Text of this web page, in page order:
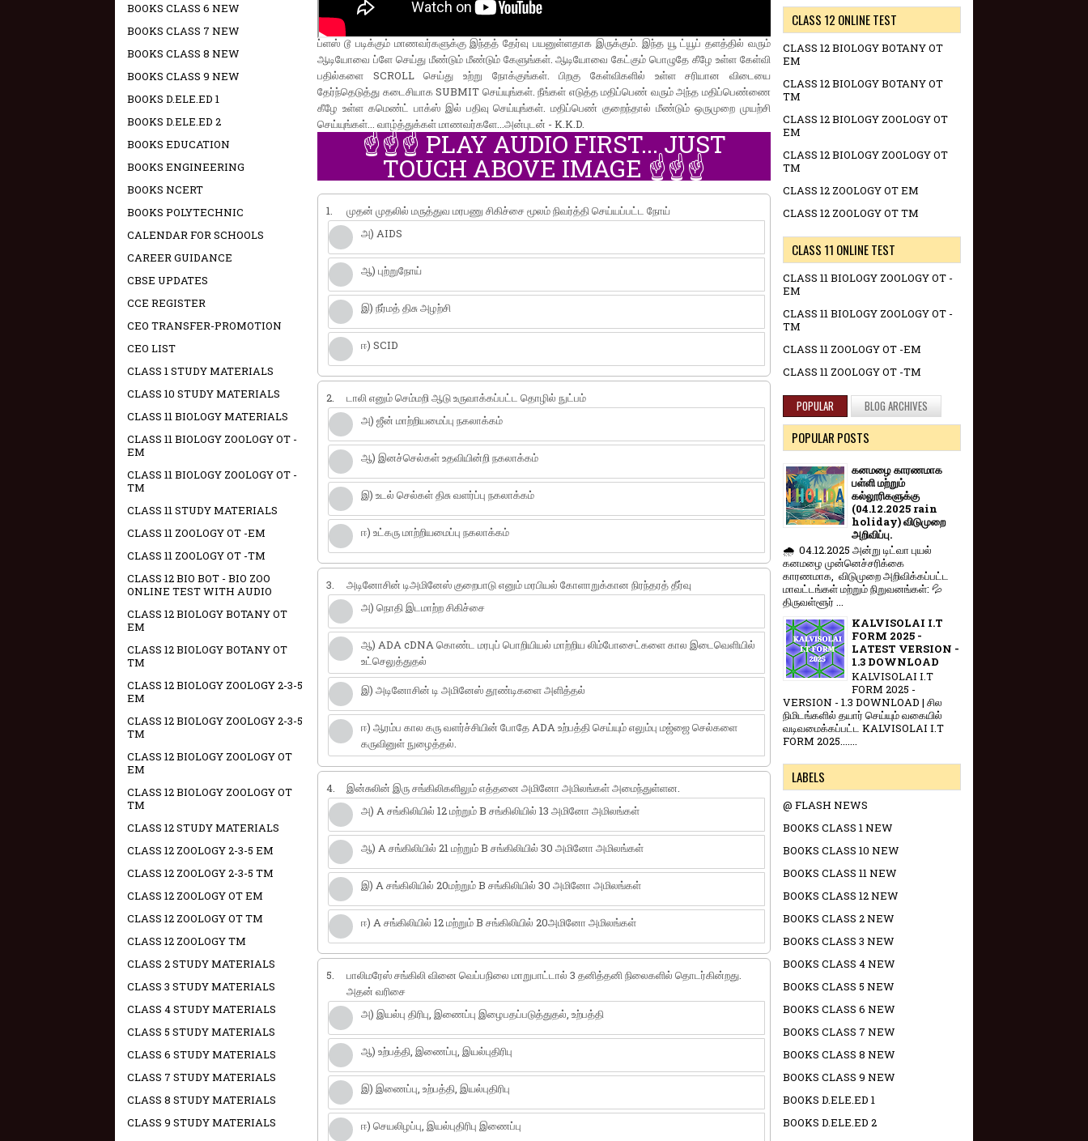
ப்ளஸ் டூ படிக்கும் மாணவர்களுக்கு இந்தத் தேர்வு பயனுள்ளதாக இருக்கும். இந்த யூ ட்யூப் தளத்தில் வரும்
ஆடியோவை ப்ளே செய்து மீண்டும் மீண்டும் கேளுங்கள். ஆடியோவை கேட்கும் பொழுதே கீழே உள்ள கேள்வி
பதில்களை SCROLL செய்து உற்று நோக்குங்கள். பிறகு கேள்விகளில் உள்ள சரியான விடையை
தேர்ந்தெடுத்து கடைசியாக SUBMIT செய்யுங்கள். நீங்கள் எடுத்த மதிப்பெண் வரும் அந்த மதிப்பெண்ணை
கீழே உள்ள கமெண்ட் பாக்ஸ் இல் பதிவு செய்யுங்கள். மதிப்பெண் குறைந்தால் மீண்டும் ஒருமுறை முயற்சி
செய்யுங்கள்... வாழ்த்துக்கள் மாணவர்களே...அன்புடன் - K.K.D.
☝️☝️☝️ PLAY AUDIO FIRST... JUST
TOUCH ABOVE IMAGE ☝️☝️☝️
1.
முதன் முதலில் மருத்துவ மரபணு சிகிச்சை மூலம் நிவர்த்தி செய்யப்பட்ட நோய்
அ) AIDS
ஆ) புற்றுநோய்
இ) நீர்மத் திசு அழற்சி
ஈ) SCID
2.
டாலி எனும் செம்மறி ஆடு உருவாக்கப்பட்ட தொழில் நுட்பம்
அ) ஜீன் மாற்றியமைப்பு நகலாக்கம்
ஆ) இனச்செல்கள் உதவியின்றி நகலாக்கம்
இ) உடல் செல்கள் திசு வளர்ப்பு நகலாக்கம்
ஈ) உட்கரு மாற்றியமைப்பு நகலாக்கம்
3.
அடினோசின் டிஅமினேஸ் குறைபாடு எனும் மரபியல் கோளாறுக்கான நிரந்தரத் தீர்வு
அ) நொதி இடமாற்ற சிகிச்சை
ஆ) ADA cDNA கொண்ட மரபுப் பொறியியல் மாற்றிய லிம்போசைட்களை கால இடைவெளியில்
உட்செலுத்துதல்
இ) அடினோசின் டி அமினேஸ் தூண்டிகளை அளித்தல்
ஈ) ஆரம்ப கால கரு வளர்ச்சியின் போதே ADA உற்பத்தி செய்யும் எலும்பு மஜ்ஜை செல்களை
கருவினுள் நுழைத்தல்.
4.
இன்சுலின் இரு சங்கிலிகளிலும் எத்தனை அமினோ அமிலங்கள் அமைந்துள்ளன.
அ) A சங்கிலியில் 12 மற்றும் B சங்கிலியில் 13 அமினோ அமிலங்கள்
ஆ) A சங்கிலியில் 21 மற்றும் B சங்கிலியில் 30 அமினோ அமிலங்கள்
இ) A சங்கிலியில் 20மற்றும் B சங்கிலியில் 30 அமினோ அமிலங்கள்
ஈ) A சங்கிலியில் 12 மற்றும் B சங்கிலியில் 20அமினோ அமிலங்கள்
5.
பாலிமரேஸ் சங்கிலி வினை வெப்பநிலை மாறுபாட்டால் 3 தனித்தனி நிலைகளில் தொடர்கின்றது.
அதன் வரிசை
அ) இயல்பு திரிபு, இணைப்பு இழைபதப்படுத்துதல், உற்பத்தி
ஆ) உற்பத்தி, இணைப்பு, இயல்புதிரிபு
இ) இணைப்பு, உற்பத்தி, இயல்புதிரிபு
ஈ) செயலிழப்பு, இயல்புதிரிபு இணைப்பு
BOOKS CLASS 6 NEW
BOOKS CLASS 7 NEW
BOOKS CLASS 8 NEW
BOOKS CLASS 9 NEW
BOOKS D.ELE.ED 1
BOOKS D.ELE.ED 2
BOOKS EDUCATION
BOOKS ENGINEERING
BOOKS NCERT
BOOKS POLYTECHNIC
CALENDAR FOR SCHOOLS
CAREER GUIDANCE
CBSE UPDATES
CCE REGISTER
CEO TRANSFER-PROMOTION
CEO LIST
CLASS 1 STUDY MATERIALS
CLASS 10 STUDY MATERIALS
CLASS 11 BIOLOGY MATERIALS
CLASS 11 BIOLOGY ZOOLOGY OT -
EM
CLASS 11 BIOLOGY ZOOLOGY OT -
TM
CLASS 11 STUDY MATERIALS
CLASS 11 ZOOLOGY OT -EM
CLASS 11 ZOOLOGY OT -TM
CLASS 12 BIO BOT - BIO ZOO
ONLINE TEST WITH AUDIO
CLASS 12 BIOLOGY BOTANY OT
EM
CLASS 12 BIOLOGY BOTANY OT
TM
CLASS 12 BIOLOGY ZOOLOGY 2-3-5
EM
CLASS 12 BIOLOGY ZOOLOGY 2-3-5
TM
CLASS 12 BIOLOGY ZOOLOGY OT
EM
CLASS 12 BIOLOGY ZOOLOGY OT
TM
CLASS 12 STUDY MATERIALS
CLASS 12 ZOOLOGY 2-3-5 EM
CLASS 12 ZOOLOGY 2-3-5 TM
CLASS 12 ZOOLOGY OT EM
CLASS 12 ZOOLOGY OT TM
CLASS 12 ZOOLOGY TM
CLASS 2 STUDY MATERIALS
CLASS 3 STUDY MATERIALS
CLASS 4 STUDY MATERIALS
CLASS 5 STUDY MATERIALS
CLASS 6 STUDY MATERIALS
CLASS 7 STUDY MATERIALS
CLASS 8 STUDY MATERIALS
CLASS 9 STUDY MATERIALS
CLASS 12 ONLINE TEST
CLASS 12 BIOLOGY BOTANY OT
EM
CLASS 12 BIOLOGY BOTANY OT
TM
CLASS 12 BIOLOGY ZOOLOGY OT
EM
CLASS 12 BIOLOGY ZOOLOGY OT
TM
CLASS 12 ZOOLOGY OT EM
CLASS 12 ZOOLOGY OT TM
CLASS 11 ONLINE TEST
CLASS 11 BIOLOGY ZOOLOGY OT -
EM
CLASS 11 BIOLOGY ZOOLOGY OT -
TM
CLASS 11 ZOOLOGY OT -EM
CLASS 11 ZOOLOGY OT -TM
POPULAR BLOG ARCHIVES
POPULAR POSTS
கனமழை காரணமாக
பள்ளி மற்றும்
கல்லூரிகளுக்கு
(04.12.2025 rain
holiday) விடுமுறை
அறிவிப்பு.
🌧️ 04.12.2025 அன்று டிட்வா புயல்
கனமழை முன்னெச்சரிக்கை
காரணமாக, விடுமுறை அறிவிக்கப்பட்ட
மாவட்டங்கள் மற்றும் நிறுவனங்கள்: 💦
திருவள்ளூர் ...
KALVISOLAI I.T
FORM 2025 -
LATEST VERSION -
1.3 DOWNLOAD
KALVISOLAI I.T
FORM 2025 -
VERSION - 1.3 DOWNLOAD | சில
நிமிடங்களில் தயார் செய்யும் வகையில்
வடிவமைக்கப்பட்ட KALVISOLAI I.T
FORM 2025.......
LABELS
@ FLASH NEWS
BOOKS CLASS 1 NEW
BOOKS CLASS 10 NEW
BOOKS CLASS 11 NEW
BOOKS CLASS 12 NEW
BOOKS CLASS 2 NEW
BOOKS CLASS 3 NEW
BOOKS CLASS 4 NEW
BOOKS CLASS 5 NEW
BOOKS CLASS 6 NEW
BOOKS CLASS 7 NEW
BOOKS CLASS 8 NEW
BOOKS CLASS 9 NEW
BOOKS D.ELE.ED 1
BOOKS D.ELE.ED 2